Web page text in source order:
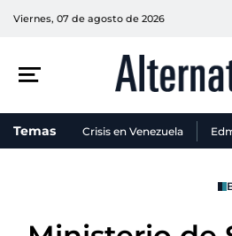
Viernes, 07 de agosto de 2026
Temas Crisis en Venezuela